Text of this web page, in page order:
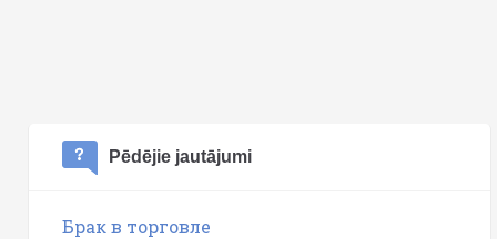
Pēdējie jautājumi
Брак в торговле